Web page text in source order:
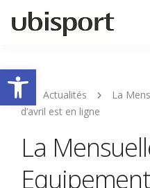
Ouvrir la barre
Actualités
La
d’avril est en ligne
La